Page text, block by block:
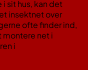
sit hus, kan det
insektnet over
ofte finder ind,
net i
i